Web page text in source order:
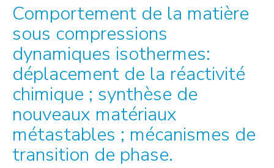
Comportement de la matière
sous compressions
dynamiques isothermes:
déplacement de la réactivité
chimique ; synthèse de
nouveaux matériaux
métastables ; mécanismes de
transition de phase.